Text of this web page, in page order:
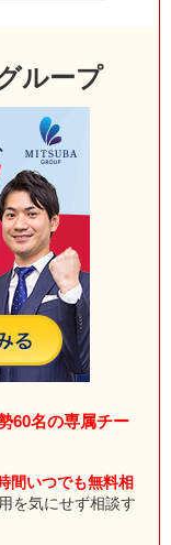
ループ
60名の専属チー
間いつでも無料相
を気にせず相談す